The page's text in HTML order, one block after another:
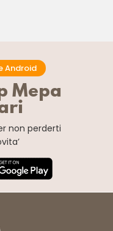
Android
Mepa
non perderti